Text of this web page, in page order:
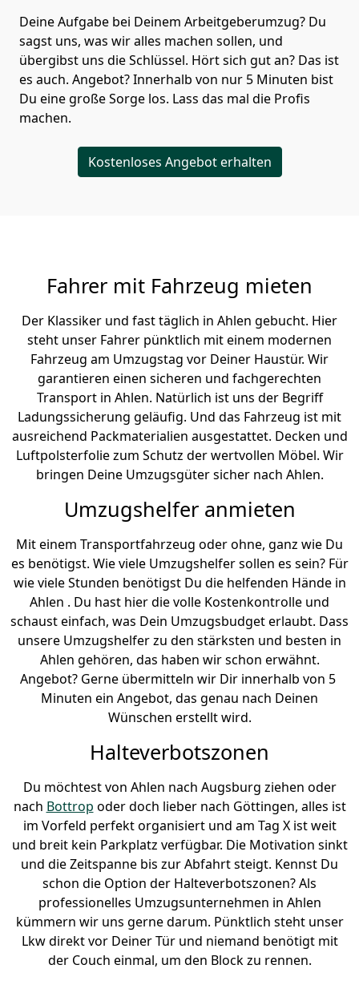
Deine Aufgabe bei Deinem Arbeitgeberumzug? Du
sagst uns, was wir alles machen sollen, und
übergibst uns die Schlüssel. Hört sich gut an? Das ist
es auch. Angebot? Innerhalb von nur 5 Minuten bist
Du eine große Sorge los. Lass das mal die Profis
machen.
Kostenloses Angebot erhalten
Fahrer mit Fahrzeug mieten
Der Klassiker und fast täglich in Ahlen gebucht. Hier
steht unser Fahrer pünktlich mit einem modernen
Fahrzeug am Umzugstag vor Deiner Haustür. Wir
garantieren einen sicheren und fachgerechten
Transport in Ahlen. Natürlich ist uns der Begriff
Ladungssicherung geläufig. Und das Fahrzeug ist mit
ausreichend Packmaterialien ausgestattet. Decken und
Luftpolsterfolie zum Schutz der wertvollen Möbel. Wir
bringen Deine Umzugsgüter sicher nach Ahlen.
Umzugshelfer anmieten
Mit einem Transportfahrzeug oder ohne, ganz wie Du
es benötigst. Wie viele Umzugshelfer sollen es sein? Für
wie viele Stunden benötigst Du die helfenden Hände in
Ahlen . Du hast hier die volle Kostenkontrolle und
schaust einfach, was Dein Umzugsbudget erlaubt. Dass
unsere Umzugshelfer zu den stärksten und besten in
Ahlen gehören, das haben wir schon erwähnt.
Angebot? Gerne übermitteln wir Dir innerhalb von 5
Minuten ein Angebot, das genau nach Deinen
Wünschen erstellt wird.
Halteverbotszonen
Du möchtest von Ahlen nach Augsburg ziehen oder
nach Bottrop oder doch lieber nach Göttingen, alles ist
im Vorfeld perfekt organisiert und am Tag X ist weit
und breit kein Parkplatz verfügbar. Die Motivation sinkt
und die Zeitspanne bis zur Abfahrt steigt. Kennst Du
schon die Option der Halteverbotszonen? Als
professionelles Umzugsunternehmen in Ahlen
kümmern wir uns gerne darum. Pünktlich steht unser
Lkw direkt vor Deiner Tür und niemand benötigt mit
der Couch einmal, um den Block zu rennen.